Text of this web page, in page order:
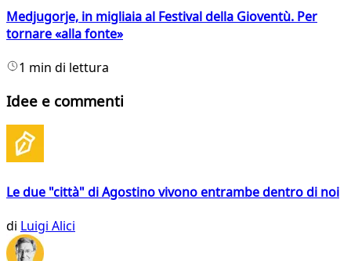
Medjugorje, in migliaia al Festival della Gioventù. Per
tornare «alla fonte»
1 min di lettura
Idee e commenti
Le due "città" di Agostino vivono entrambe dentro di noi
di Luigi Alici